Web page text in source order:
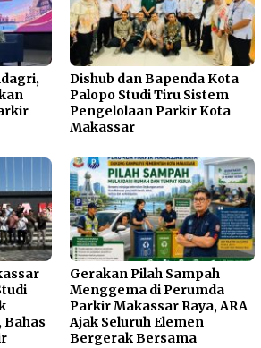
Dishub dan Bapenda Kota
Palopo Studi Tiru Sistem
Pengelolaan Parkir Kota
Makassar
Bahas
Gerakan Pilah Sampah
Menggema di Perumda
Parkir Makassar Raya, ARA
Ajak Seluruh Elemen
Bergerak Bersama